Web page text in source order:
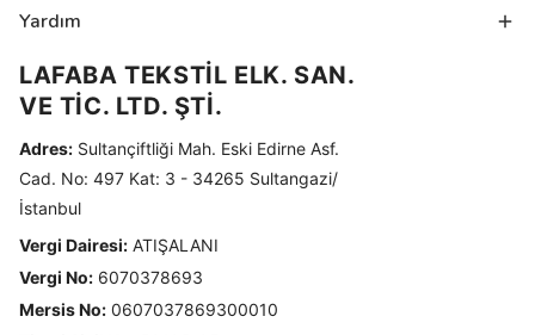
Yardım
LAFABA TEKSTİL ELK. SAN.
VE TİC. LTD. ŞTİ.
Adres: Sultançiftliği Mah. Eski Edirne Asf.
Cad. No: 497 Kat: 3 - 34265 Sultangazi/
İstanbul
Vergi Dairesi: ATIŞALANI
Vergi No: 6070378693
Mersis No: 0607037869300010